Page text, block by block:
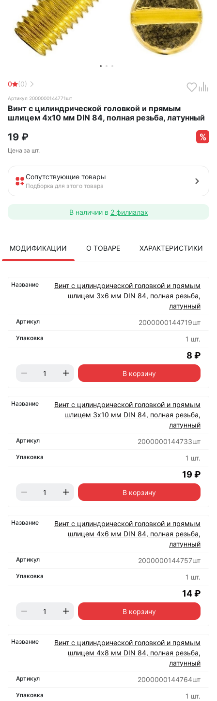
0 (0)
Артикул 2000000144771шт
Винт с цилиндрической головкой и прямым
шлицем 4х10 мм DIN 84, полная резьба, латунный
19 ₽
Цена за шт.
Сопутствующие товары
Подборка для этого товара
В наличии в 2 филиалах
МОДИФИКАЦИИ О ТОВАРЕ ХАРАКТЕРИСТИКИ
Винт с цилиндрической головкой и прямым
шлицем 3х6 мм DIN 84, полная резьба,
латунный
2000000144719шт
1 шт.
8 ₽
В корзину
Винт с цилиндрической головкой и прямым
шлицем 3х10 мм DIN 84, полная резьба,
латунный
2000000144733шт
1 шт.
19 ₽
В корзину
Винт с цилиндрической головкой и прямым
шлицем 4х6 мм DIN 84, полная резьба,
латунный
2000000144757шт
1 шт.
14 ₽
В корзину
Винт с цилиндрической головкой и прямым
шлицем 4х8 мм DIN 84, полная резьба,
латунный
2000000144764шт
1 шт.